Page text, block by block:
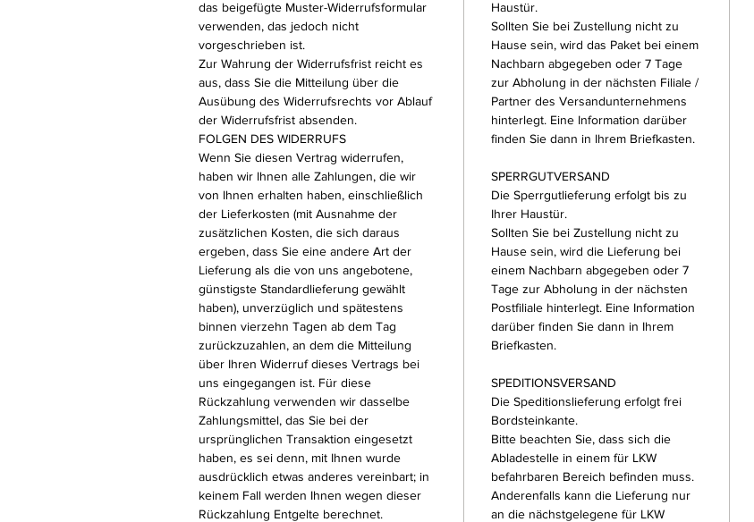
das beigefügte Muster-Widerrufsformular
verwenden, das jedoch nicht
vorgeschrieben ist.
Zur Wahrung der Widerrufsfrist reicht es
aus, dass Sie die Mitteilung über die
Ausübung des Widerrufsrechts vor Ablauf
der Widerrufsfrist absenden.
FOLGEN DES WIDERRUFS
Wenn Sie diesen Vertrag widerrufen,
haben wir Ihnen alle Zahlungen, die wir
von Ihnen erhalten haben, einschließlich
der Lieferkosten (mit Ausnahme der
zusätzlichen Kosten, die sich daraus
ergeben, dass Sie eine andere Art der
Lieferung als die von uns angebotene,
günstigste Standardlieferung gewählt
haben), unverzüglich und spätestens
binnen vierzehn Tagen ab dem Tag
zurückzuzahlen, an dem die Mitteilung
über Ihren Widerruf dieses Vertrags bei
uns eingegangen ist. Für diese
Rückzahlung verwenden wir dasselbe
Zahlungsmittel, das Sie bei der
ursprünglichen Transaktion eingesetzt
haben, es sei denn, mit Ihnen wurde
ausdrücklich etwas anderes vereinbart; in
keinem Fall werden Ihnen wegen dieser
Rückzahlung Entgelte berechnet.
Haustür.
Sollten Sie bei Zustellung nicht zu
Hause sein, wird das Paket bei einem
Nachbarn abgegeben oder 7 Tage
zur Abholung in der nächsten Filiale /
Partner des Versandunternehmens
hinterlegt. Eine Information darüber
finden Sie dann in Ihrem Briefkasten.
SPERRGUTVERSAND
Die Sperrgutlieferung erfolgt bis zu
Ihrer Haustür.
Sollten Sie bei Zustellung nicht zu
Hause sein, wird die Lieferung bei
einem Nachbarn abgegeben oder 7
Tage zur Abholung in der nächsten
Postfiliale hinterlegt. Eine Information
darüber finden Sie dann in Ihrem
Briefkasten.
SPEDITIONSVERSAND
Die Speditionslieferung erfolgt frei
Bordsteinkante.
Bitte beachten Sie, dass sich die
Abladestelle in einem für LKW
befahrbaren Bereich befinden muss.
Anderenfalls kann die Lieferung nur
an die nächstgelegene für LKW